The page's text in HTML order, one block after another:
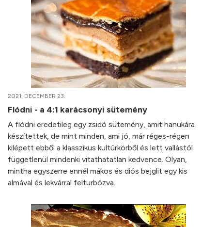
2021. DECEMBER 23.
Flódni - a 4:1 karácsonyi sütemény
A flódni eredetileg egy zsidó sütemény, amit hanukára
készítettek, de mint minden, ami jó, már réges-régen
kilépett ebből a klasszikus kultúrkörből és lett vallástól
függetlenül mindenki vitathatatlan kedvence. Olyan,
mintha egyszerre ennél mákos és diós bejglit egy kis
almával és lekvárral felturbózva.